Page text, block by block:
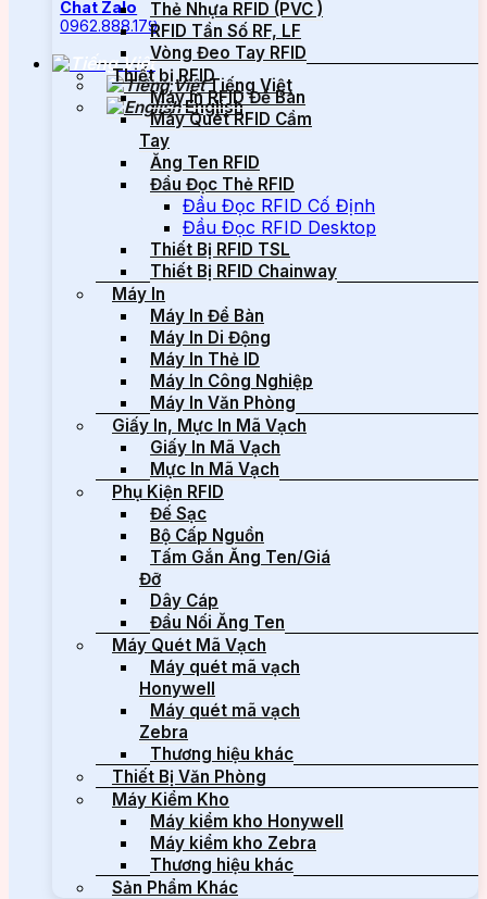
Chat Zalo
0962.888.179
Tiếng Việt
English
Thẻ Nhựa RFID (PVC )
RFID Tần Số RF, LF
Vòng Đeo Tay RFID
Thiết bị RFID
Máy In RFID Để Bàn
Máy Quét RFID Cầm
Tay
Ăng Ten RFID
Đầu Đọc Thẻ RFID
Đầu Đọc RFID Cố Định
Đầu Đọc RFID Desktop
Thiết Bị RFID TSL
Thiết Bị RFID Chainway
Máy In
Máy In Để Bàn
Máy In Di Động
Máy In Thẻ ID
Máy In Công Nghiệp
Máy In Văn Phòng
Giấy In, Mực In Mã Vạch
Giấy In Mã Vạch
Mực In Mã Vạch
Phụ Kiện RFID
Đế Sạc
Bộ Cấp Nguồn
Tấm Gắn Ăng Ten/Giá
Đỡ
Dây Cáp
Đầu Nối Ăng Ten
Máy Quét Mã Vạch
Máy quét mã vạch
Honywell
Máy quét mã vạch
Zebra
Thương hiệu khác
Thiết Bị Văn Phòng
Máy Kiểm Kho
Máy kiểm kho Honywell
Máy kiểm kho Zebra
Thương hiệu khác
Sản Phẩm Khác